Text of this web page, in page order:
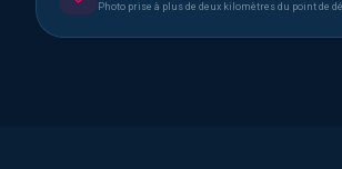
Photo prise à plus de deux kilomètres du point de